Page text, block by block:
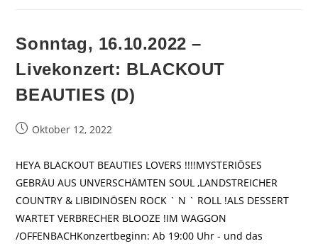
Sonntag, 16.10.2022 –
Livekonzert: BLACKOUT
BEAUTIES (D)
BeitragOktober 12, 2022
HEYA BLACKOUT BEAUTIES LOVERS !!!!MYSTERIÖSES
GEBRÄU AUS UNVERSCHÄMTEN SOUL ,LANDSTREICHER
COUNTRY & LIBIDINÖSEN ROCK ` N ` ROLL !ALS DESSERT
WARTET VERBRECHER BLOOZE !IM WAGGON
/OFFENBACHKonzertbeginn: Ab 19:00 Uhr - und das